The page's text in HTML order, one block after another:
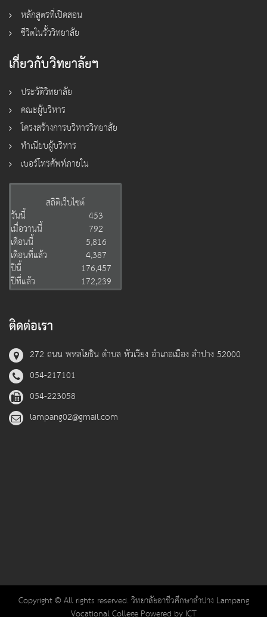
หลักสูตรที่เปิดสอน
ชีวิตในรั้ววิทยาลัย
เกี่ยวกับวิทยาลัยฯ
ประวัติวิทยาลัย
คณะผู้บริหาร
โครงสร้างการบริหารวิทยาลัย
ทำเนียบผู้บริหาร
เบอร์โทรศัพท์ภายใน
สถิติเว็บไซต์
วันนี้
453
เมื่อวานนี้
792
เดือนนี้
5,816
เดือนที่แล้ว
4,387
ปีนี้
176,457
ปีที่แล้ว
172,239
ติดต่อเรา
272 ถนน พหลโยธิน ตำบล หัวเวียง อำเภอเมือง ลำปาง 52000
054-217101
054-223058
lampang02@gmail.com
Copyright © All rights reserved. วิทยาลัยอาชีวศึกษาลำปาง Lampang